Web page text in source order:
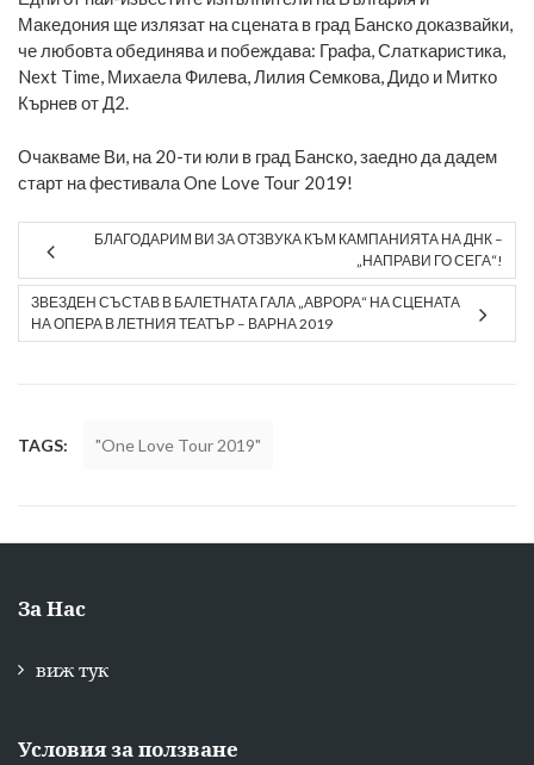
Македония ще излязат на сцената в град Банско доказвайки,
че любовта обединява и побеждава: Графа, Слаткаристика,
Next Time, Михаела Филева, Лилия Семкова, Дидо и Митко
Кърнев от Д2.
Очакваме Ви, на 20-ти юли в град Банско, заедно да дадем
старт на фестивала One Love Tour 2019!
БЛАГОДАРИМ ВИ ЗА ОТЗВУКА КЪМ КАМПАНИЯТА НА ДНК –
„НАПРАВИ ГО СЕГА“!
ЗВЕЗДЕН СЪСТАВ В БАЛЕТНАТА ГАЛА „АВРОРА“ НА СЦЕНАТА
НА ОПЕРА В ЛЕТНИЯ ТЕАТЪР – ВАРНА 2019
TAGS: "One Love Tour 2019"
За Нас
виж тук
Условия за ползване